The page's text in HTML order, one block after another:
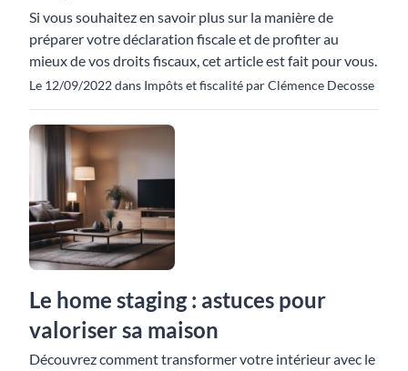
Si vous souhaitez en savoir plus sur la manière de
préparer votre déclaration fiscale et de profiter au
mieux de vos droits fiscaux, cet article est fait pour vous.
Le 12/09/2022 dans Impôts et fiscalité par Clémence Decosse
Le home staging : astuces pour
valoriser sa maison
Découvrez comment transformer votre intérieur avec le